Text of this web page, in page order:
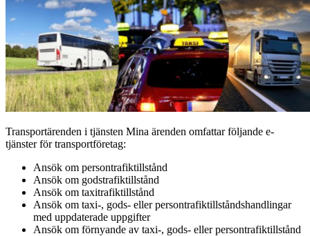
Transportärenden i tjänsten Mina ärenden omfattar följande e-
tjänster för transportföretag:
Ansök om persontrafiktillstånd
Ansök om godstrafiktillstånd
Ansök om taxitrafiktillstånd
Ansök om taxi-, gods- eller persontrafiktillståndshandlingar
med uppdaterade uppgifter
Ansök om förnyande av taxi-, gods- eller persontrafiktillstånd